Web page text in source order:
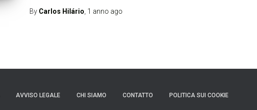
By Carlos Hilário 1 anno ago
AVVISO LEGALE CHI SIAMO CONTATTO POLITICA SUI COOKIE